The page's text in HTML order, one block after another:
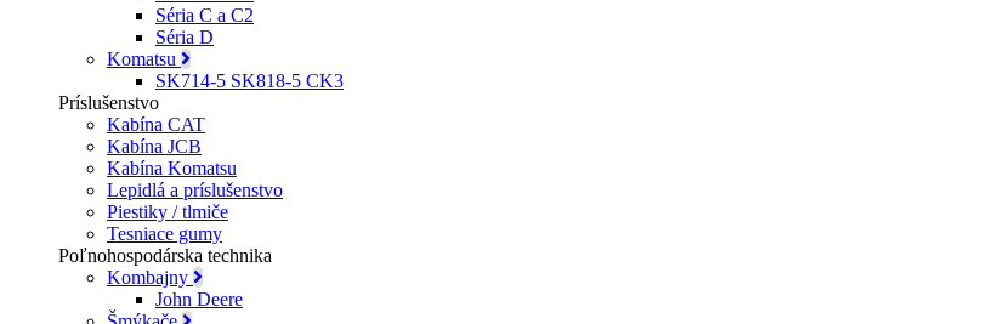
Séria C a C2
Séria D
Komatsu
SK714-5 SK818-5 CK3
Príslušenstvo
Kabína CAT
Kabína JCB
Kabína Komatsu
Lepidlá a príslušenstvo
Piestiky / tlmiče
Tesniace gumy
Poľnohospodárska technika
Kombajny
John Deere